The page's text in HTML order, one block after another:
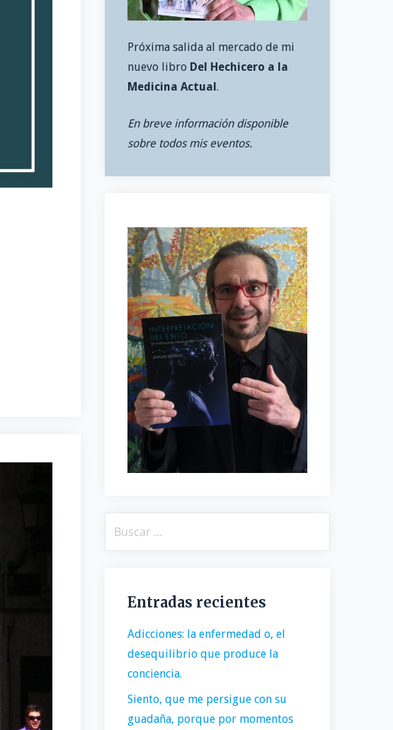
Próxima salida al mercado de mi
nuevo libro Del Hechicero a la
Medicina Actual.
En breve información disponible
sobre todos mis eventos.
Entradas recientes
Adicciones: la enfermedad o, el
desequilibrio que produce la
conciencia.
Siento, que me persigue con su
guadaña, porque por momentos